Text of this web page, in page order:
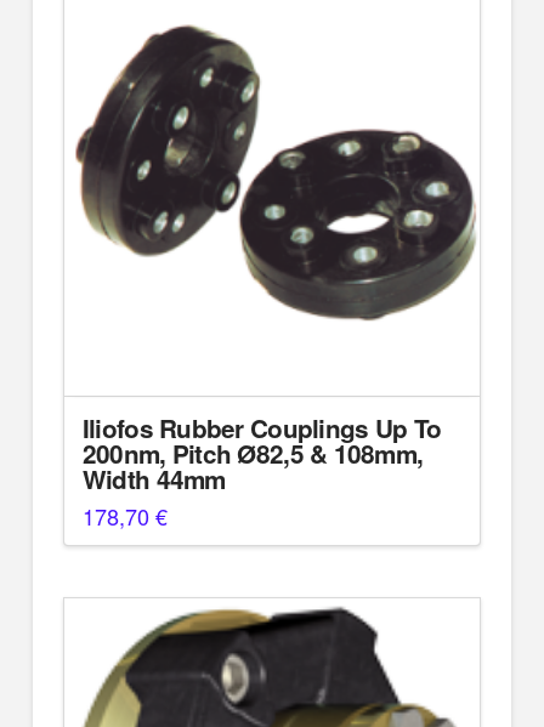
Iliofos Rubber Couplings Up To
200nm, Pitch Ø82,5 & 108mm,
Width 44mm
178,70€